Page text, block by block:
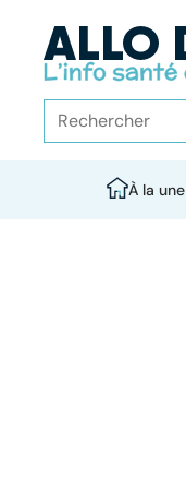
À la une